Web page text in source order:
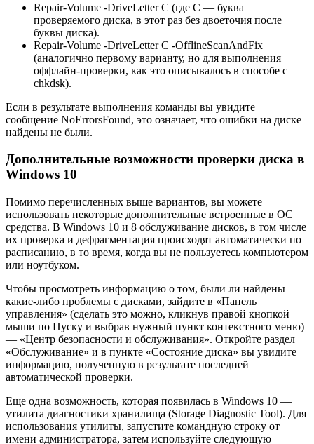
Repair-Volume -DriveLetter C (где C — буква
проверяемого диска, в этот раз без двоеточия после
буквы диска).
Repair-Volume -DriveLetter C -OfflineScanAndFix
(аналогично первому варианту, но для выполнения
оффлайн-проверки, как это описывалось в способе с
chkdsk).
Если в результате выполнения команды вы увидите
сообщение NoErrorsFound, это означает, что ошибки на диске
найдены не были.
Дополнительные возможности проверки диска в
Windows 10
Помимо перечисленных выше вариантов, вы можете
использовать некоторые дополнительные встроенные в ОС
средства. В Windows 10 и 8 обслуживание дисков, в том числе
их проверка и дефрагментация происходят автоматически по
расписанию, в то время, когда вы не пользуетесь компьютером
или ноутбуком.
Чтобы просмотреть информацию о том, были ли найдены
какие-либо проблемы с дисками, зайдите в «Панель
управления» (сделать это можно, кликнув правой кнопкой
мыши по Пуску и выбрав нужный пункт контекстного меню)
— «Центр безопасности и обслуживания». Откройте раздел
«Обслуживание» и в пункте «Состояние диска» вы увидите
информацию, полученную в результате последней
автоматической проверки.
Еще одна возможность, которая появилась в Windows 10 —
утилита диагностики хранилища (Storage Diagnostic Tool). Для
использования утилиты, запустите командную строку от
имени администратора, затем используйте следующую